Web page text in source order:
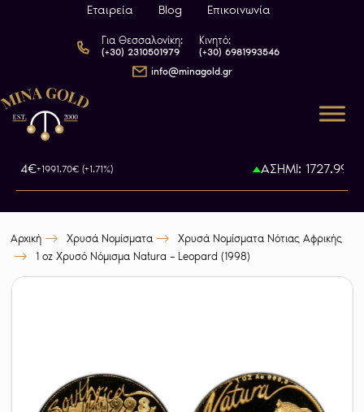
Εταιρεία Blog Επικοινωνία
Για Θεσσαλονίκη:
(+30) 2310501979
Κινητό:
(+30) 6981993546
info@minagold.gr
+1991.70€ (+1.71%) ΑΣΗΜΙ: 1727.99€
Αρχική Χρυσά Νομίσματα
Χρυσά Νομίσματα Νότιας Αφρικής
1 oz Χρυσό Νόμισμα Natura – Leopard (1998)